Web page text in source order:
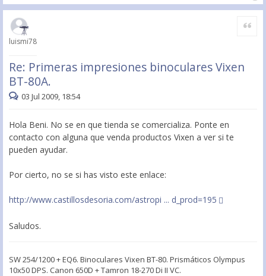
luismi78
Re: Primeras impresiones binoculares Vixen
BT-80A.
Citar
03 Jul 2009, 18:54
Hola Beni. No se en que tienda se comercializa. Ponte en
contacto con alguna que venda productos Vixen a ver si te
pueden ayudar.
Por cierto, no se si has visto este enlace:
http://www.castillosdesoria.com/astropi ... d_prod=195
Saludos.
SW 254/1200 + EQ6. Binoculares Vixen BT-80. Prismáticos Olympus
10x50 DPS. Canon 650D + Tamron 18-270 Di II VC.